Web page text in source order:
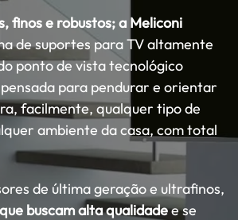
finos e robustos; a Meliconi
de suportes para TV altamente
ponto de vista tecnológico
para pendurar e orientar
facilmente, qualquer tipo de
ambiente da casa, com total
de última geração e ultrafinos,
buscam alta qualidadee se